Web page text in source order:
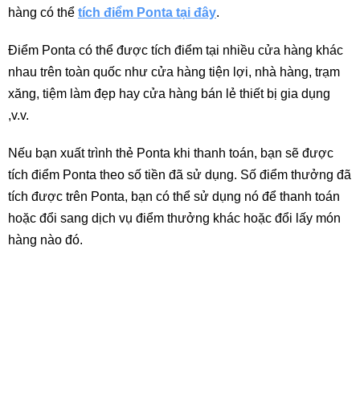
hàng có thể tích điểm Ponta tại đây.
Điểm Ponta có thể được tích điểm tại nhiều cửa hàng khác
nhau trên toàn quốc như cửa hàng tiện lợi, nhà hàng, trạm
xăng, tiệm làm đẹp hay cửa hàng bán lẻ thiết bị gia dụng
,v.v.
Nếu bạn xuất trình thẻ Ponta khi thanh toán, bạn sẽ được
tích điểm Ponta theo số tiền đã sử dụng. Số điểm thưởng đã
tích được trên Ponta, bạn có thể sử dụng nó để thanh toán
hoặc đổi sang dịch vụ điểm thưởng khác hoặc đổi lấy món
hàng nào đó.